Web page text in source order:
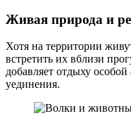
Живая природа и
Хотя на территории
встретить их вблизи
добавляет отдыху
уединения.